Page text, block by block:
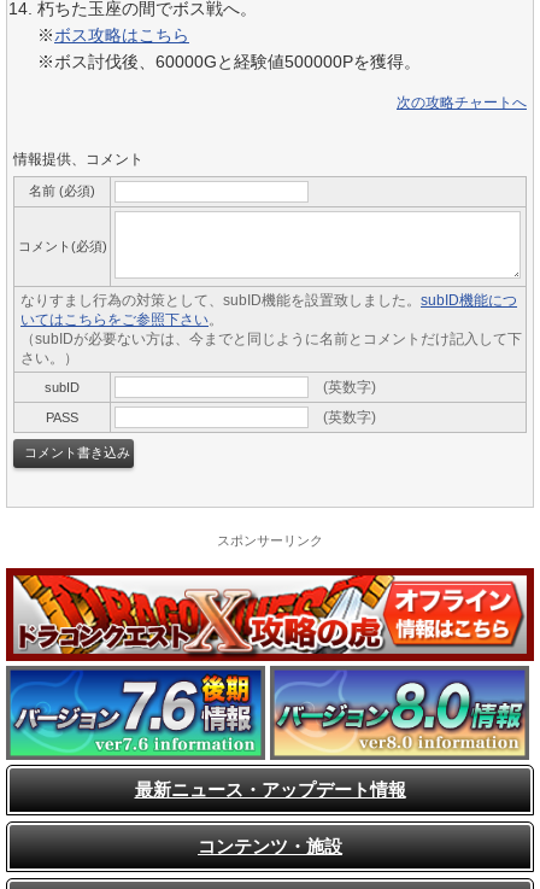
朽ちた玉座の間でボス戦へ。
※ボス攻略はこちら
※ボス討伐後、60000Gと経験値500000Pを獲得。
次の攻略チャートへ
情報提供、コメント
名前 (必須)
コメント(必須)
なりすまし行為の対策として、subID機能を設置致しました。 subID機能につ
いてはこちらをご参照下さい。
（subIDが必要ない方は、今までと同じように名前とコメントだけ記入して下
さい。）
subID (英数字)
PASS (英数字)
スポンサーリンク
最新ニュース・アップデート情報
コンテンツ・施設